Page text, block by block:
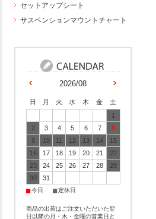
セットアップシート
サスペンションマウントチャート
2026/08
日 月 火 水 木 金
土
1
2
3 4 5 6 7
8
9
10 11 12 13 14
15
16
17 18 19 20 21
22
23
24 25 26 27 28
29
30
31
■今日 ■定休日
商品の出荷はご注文いただいた翌
日以降の月・木・金曜の営業日と